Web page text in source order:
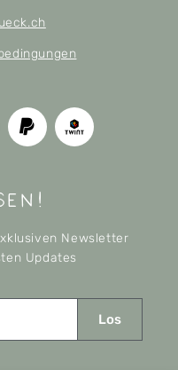
Newsletter
Updates
Los